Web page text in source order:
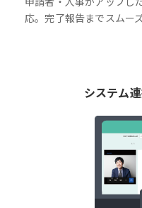
応。完了報告までスムーズ
システム